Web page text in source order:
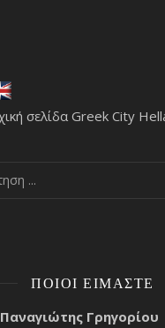
ΠΟΙΟΙ ΕΊΜΑΣΤΕ
Παναγιώτης Γρηγορίου